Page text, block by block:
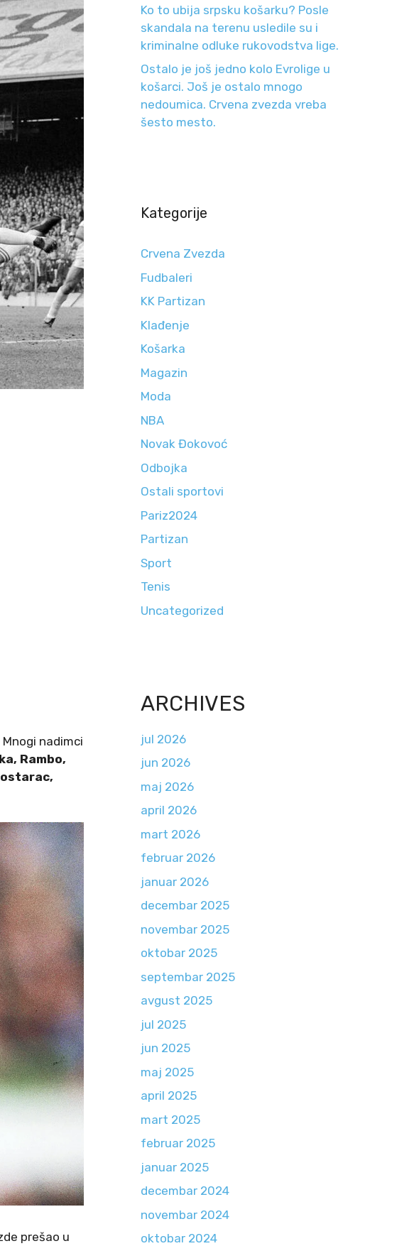
nadimci
Rambo,
prešao u
Ko to ubija srpsku košarku? Posle
skandala na terenu usledile su i
kriminalne odluke rukovodstva lige.
Ostalo je još jedno kolo Evrolige u
košarci. Još je ostalo mnogo
nedoumica. Crvena zvezda vreba
šesto mesto.
Kategorije
Crvena Zvezda
Fudbaleri
KK Partizan
Klađenje
Košarka
Magazin
Moda
NBA
Novak Đokovoć
Odbojka
Ostali sportovi
Pariz2024
Partizan
Sport
Tenis
Uncategorized
ARCHIVES
jul 2026
jun 2026
maj 2026
april 2026
mart 2026
februar 2026
januar 2026
decembar 2025
novembar 2025
oktobar 2025
septembar 2025
avgust 2025
jul 2025
jun 2025
maj 2025
april 2025
mart 2025
februar 2025
januar 2025
decembar 2024
novembar 2024
oktobar 2024